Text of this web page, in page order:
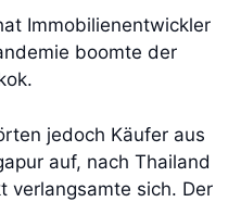
Immobilienentwickler
boomte der
jedoch Käufer aus
auf, nach Thailand
verlangsamte sich. Der